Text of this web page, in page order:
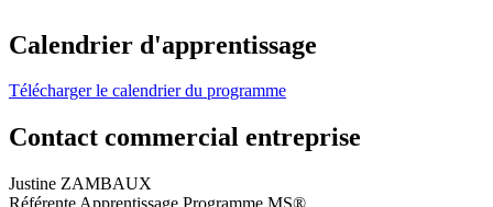
Calendrier d'apprentissage
Télécharger le calendrier du programme
Contact commercial entreprise
Justine ZAMBAUX